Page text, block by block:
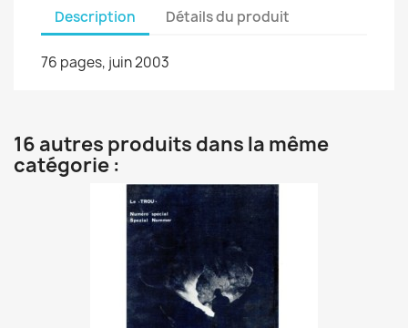
Description Détails du produit
76 pages, juin 2003
16 autres produits dans la même
catégorie :